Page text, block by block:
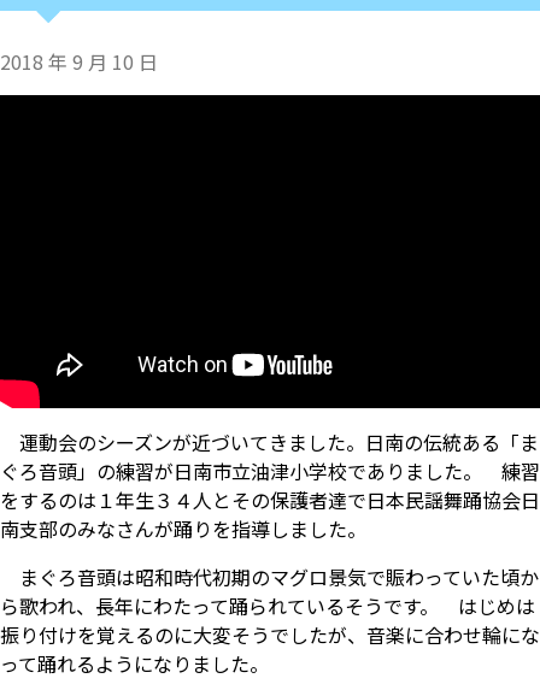
2018 年 9 月 10 日
運動会のシーズンが近づいてきました。日南の伝統ある「ま
ぐろ音頭」の練習が日南市立油津小学校でありました。 練習
をするのは１年生３４人とその保護者達で日本民謡舞踊協会日
南支部のみなさんが踊りを指導しました。
まぐろ音頭は昭和時代初期のマグロ景気で賑わっていた頃か
ら歌われ、長年にわたって踊られているそうです。 はじめは
振り付けを覚えるのに大変そうでしたが、音楽に合わせ輪にな
って踊れるようになりました。